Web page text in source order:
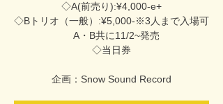
◇A(前売り):¥4,000-e+
◇Bトリオ（一般）:¥5,000-※3人まで入場可
A・B共に11/2~発売
◇当日券
企画：Snow Sound Record